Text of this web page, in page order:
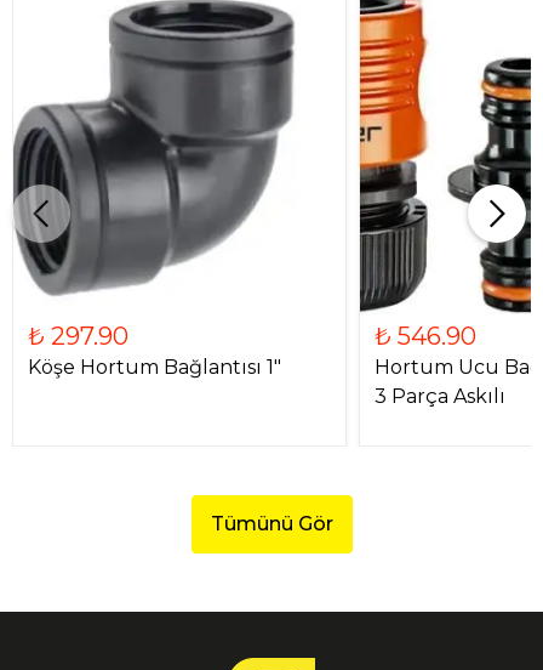
₺ 297.90
Köşe Hortum Bağlantısı 1"
₺ 546.90
Hortum Ucu
3 Parça Askılı
Tümünü Gör